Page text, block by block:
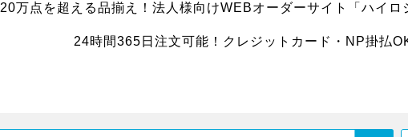
20万点を超える品揃え！法人様向けWEBオーダーサイト「ハイロ
24時間365日注文可能！クレジットカード・NP掛払